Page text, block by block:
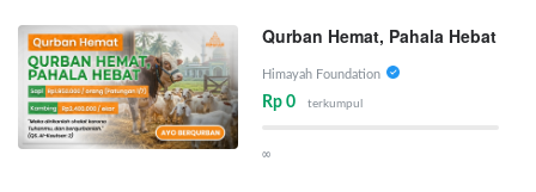
Qurban Hemat, Pahala Hebat
Himayah Foundation
Rp 0 terkumpul
∞